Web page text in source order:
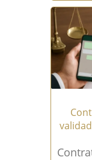
um
mais